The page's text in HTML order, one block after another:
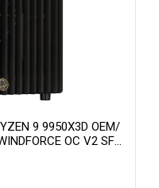
9 9950X3D OEM/
OC V2 SFF